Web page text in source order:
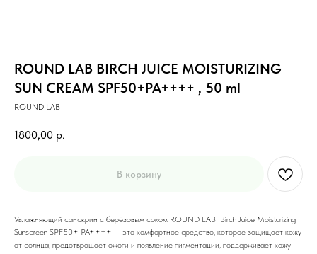
ROUND LAB BIRCH JUICE MOISTURIZING
SUN CREAM SPF50+PA++++ , 50 ml
ROUND LAB
1800,00 р.
В корзину
Увлажняющий санскрин с берёзовым соком ROUND LAB Birch Juice Moisturizing
Sunscreen SPF50+ PA++++ — это комфортное средство, которое защищает кожу
от солнца, предотвращает ожоги и появление пигментации, поддерживает кожу